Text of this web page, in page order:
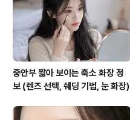
중안부 짧아 보이는 축소 화장 정
보 (렌즈 선택, 쉐딩 기법, 눈 화장)